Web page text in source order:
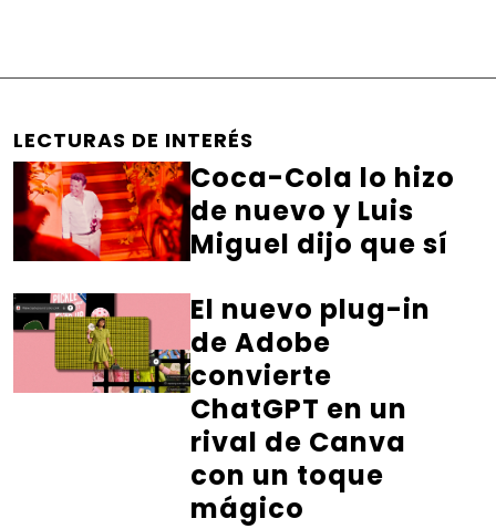
LECTURAS DE INTERÉS
Coca-Cola lo hizo
de nuevo y Luis
Miguel dijo que sí
El nuevo plug-in
de Adobe
convierte
ChatGPT en un
rival de Canva
con un toque
mágico